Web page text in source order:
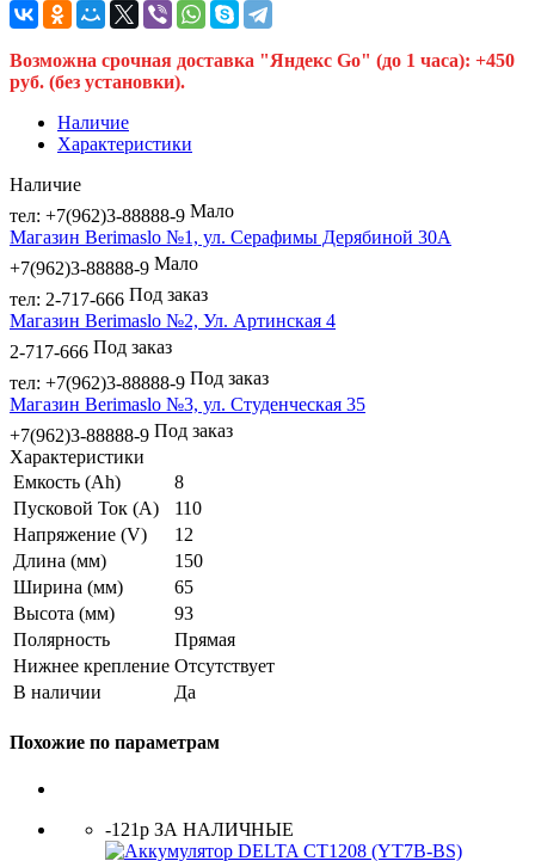
Возможна срочная доставка "Яндекс Go" (до 1 часа): +450
руб. (без установки).
Наличие
Характеристики
Наличие
тел: +7(962)3-88888-9 Мало
Магазин Berimaslo №1, ул. Серафимы Дерябиной 30А
+7(962)3-88888-9 Мало
тел: 2-717-666 Под заказ
Магазин Berimaslo №2, Ул. Артинская 4
2-717-666 Под заказ
тел: +7(962)3-88888-9 Под заказ
Магазин Berimaslo №3, ул. Студенческая 35
+7(962)3-88888-9 Под заказ
Характеристики
Емкость (Ah)
8
Пусковой Ток (A)
110
Напряжение (V)
12
Длина (мм)
150
Ширина (мм)
65
Высота (мм)
93
Полярность
Прямая
Нижнее крепление Отсутствует
В наличии
Да
Похожие по параметрам
-121р ЗА НАЛИЧНЫЕ